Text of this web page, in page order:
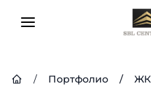
/ Портфолио / ЖК